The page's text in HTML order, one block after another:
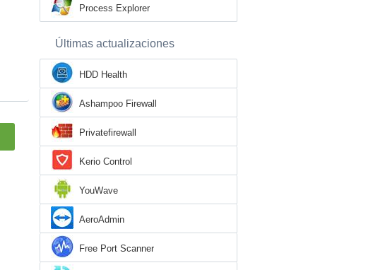
Process Explorer
Últimas actualizaciones
HDD Health
Ashampoo Firewall
Privatefirewall
Kerio Control
YouWave
AeroAdmin
Free Port Scanner